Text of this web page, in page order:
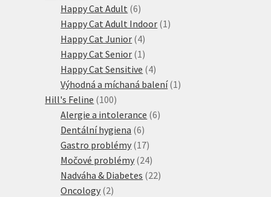
produktů
Happy Cat Adult 66
produktů
Happy Cat Adult Indoor 1 1
Happy Cat Junior 44
produkty
Happy Cat Senior 1 1
produkt
Happy Cat Sensitive 44
produkty
Výhodná a míchaná balení 1 1
Hill's Feline 100100
produktů
Alergie a intolerance 66
Dentální hygiena 66
produktů
Gastro problémy 1717
produktů
Močové problémy 2424
produktů
Nadváha & Diabetes 2222
Oncology 22